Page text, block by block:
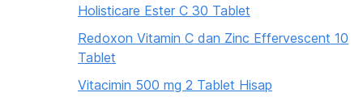
Holisticare Ester C 30 Tablet
Redoxon Vitamin C dan Zinc Effervescent 10
Tablet
Vitacimin 500 mg 2 Tablet Hisap